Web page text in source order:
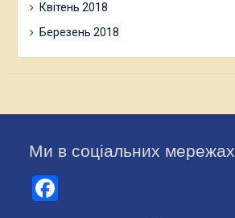
Квітень 2018
Березень 2018
Ми в соціальних мережах